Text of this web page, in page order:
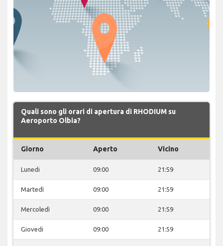
Quali sono gli orari di apertura di RHODIUM su
Aeroporto Olbia?
Giorno Aperto Vicino
Lunedi 09:00 21:59
Martedì 09:00 21:59
Mercoledì 09:00 21:59
Giovedi 09:00 21:59